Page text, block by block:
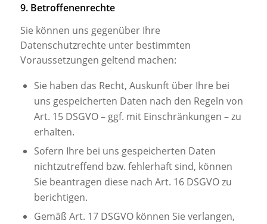
9. Betroffenenrechte
Sie können uns gegenüber Ihre
Datenschutzrechte unter bestimmten
Voraussetzungen geltend machen:
Sie haben das Recht, Auskunft über Ihre bei
uns gespeicherten Daten nach den Regeln von
Art. 15 DSGVO – ggf. mit Einschränkungen – zu
erhalten.
Sofern Ihre bei uns gespeicherten Daten
nichtzutreffend bzw. fehlerhaft sind, können
Sie beantragen diese nach Art. 16 DSGVO zu
berichtigen.
Gemäß Art. 17 DSGVO können Sie verlangen,